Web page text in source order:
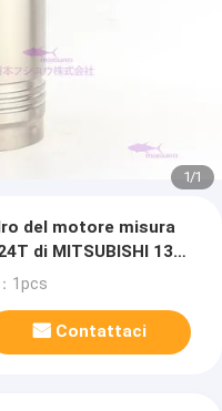
1/1
del motore misura
di MITSUBISHI 130
1pcs
Contattaci